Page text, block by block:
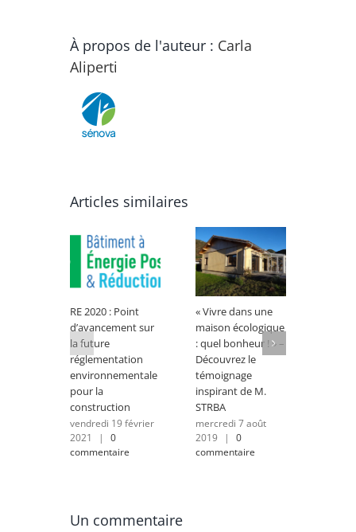
À propos de l'auteur : Carla
Aliperti
Articles similaires
RE 2020 : Point
d’avancement sur
la future
réglementation
environnementale
pour la
construction
vendredi 19 février
2021
|
0
commentaire
« Vivre dans une
maison écologique
: quel bonheur ! » –
Découvrez le
témoignage
inspirant de M.
STRBA
mercredi 7 août
2019
|
0
commentaire
Un commentaire